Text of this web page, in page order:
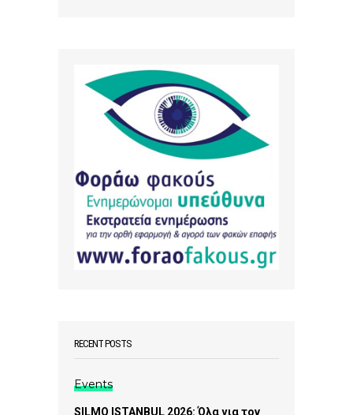
RECENT POSTS
Events
SILMO ISTANBUL 2026: Όλα για τον